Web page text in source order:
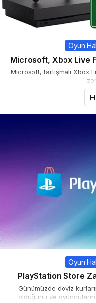
Oyun
Microsoft, Xbox Live
Microsoft, tartışmalı Xbox
Oyun
PlayStation Store
Günümüzde döviz
olduğunu ve